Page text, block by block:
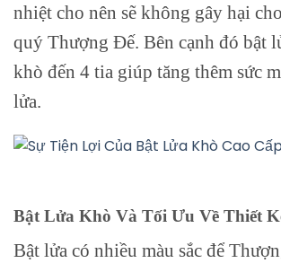
nhiệt cho nên sẽ không gây hại
quý Thượng Đế. Bên cạnh đó bật
khò đến 4 tia giúp tăng thêm sức
lửa.
Bật Lửa Khò Và Tối Ưu Về Thiết
Bật lửa có nhiều màu sắc để